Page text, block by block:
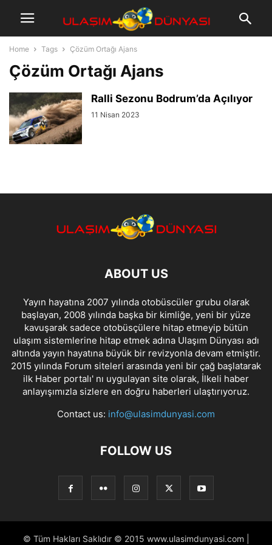
Home Tags Çözüm Ortağı Ajans
Çözüm Ortağı Ajans
Ralli Sezonu Bodrum’da Açılıyor
11 Nisan 2023
ABOUT US
Yayın hayatına 2007 yılında otobüscüler grubu olarak
başlayan, 2008 yılında başka bir kimliğe, yeni bir yüze
kavuşarak sadece otobüsçülere hitap etmeyip bütün
ulaşım sistemlerine hitap etmek adına Ulaşım Dünyası adı
altında yayın hayatına büyük bir revizyonla devam etmiştir.
2015 yılında Forum siteleri arasında yeni bir çağ başlatarak
ilk Haber portalı' nı uygulayan site olarak, İlkeli haber
anlayışımızla sizlere en doğru haberleri ulaştırıyoruz.
Contact us: info@ulasimdunyasi.com
FOLLOW US
© Tüm Hakları Saklıdır © 2015 www.ulasimdunyasi.com |